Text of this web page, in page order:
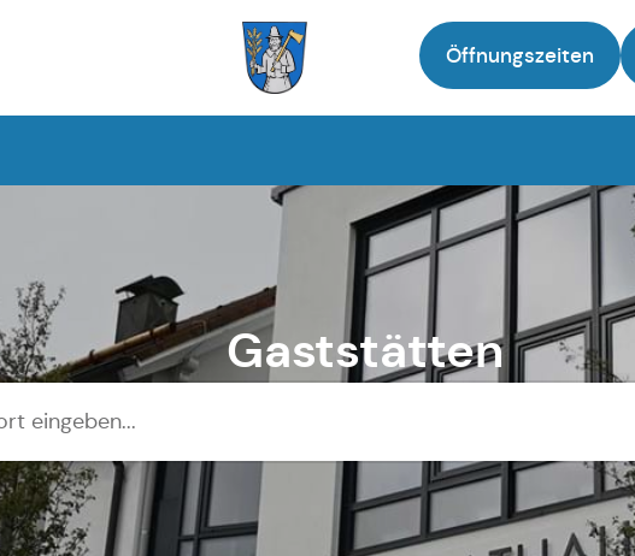
Zur Startseite
Öffnungszeiten
Gaststätten